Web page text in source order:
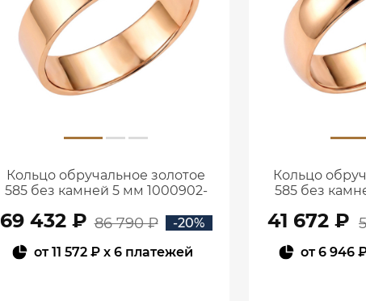
Кольцо обручальное золотое
585 без камней 5 мм 1000902-
69 432 ₽ 86 790 ₽
-20%
от11 572 ₽ x 6 платежей
Кольцо
585 без
41 672 ₽
от6 946